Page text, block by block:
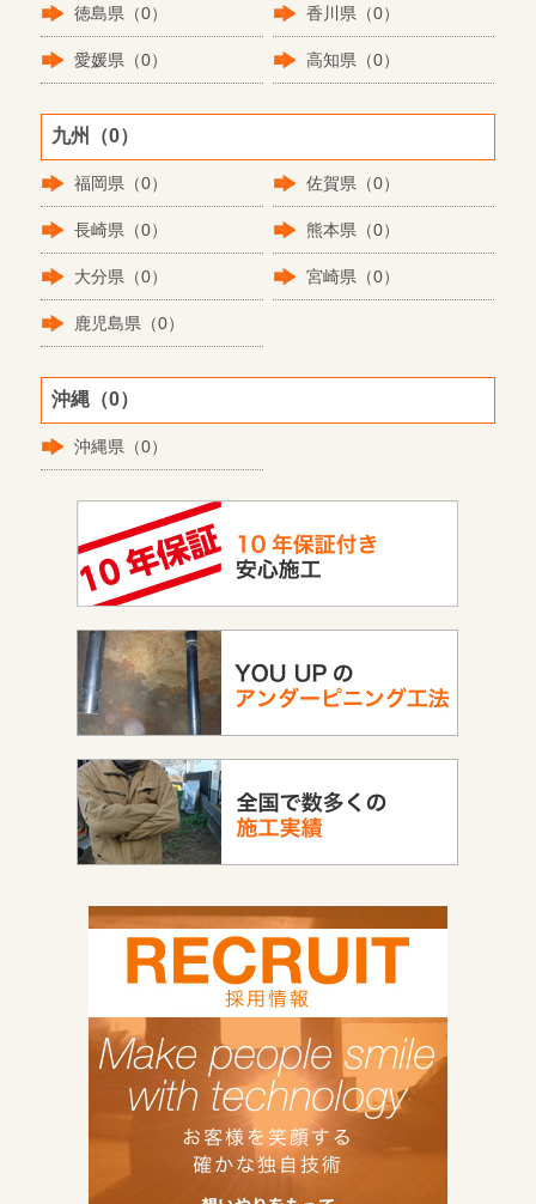
徳島県（0） 香川県（0）
愛媛県（0） 高知県（0）
九州（0）
福岡県（0） 佐賀県（0）
長崎県（0） 熊本県（0）
大分県（0） 宮崎県（0）
鹿児島県（0）
沖縄（0）
沖縄県（0）